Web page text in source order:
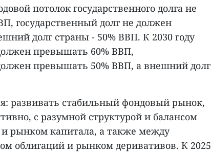
потолок государственного долга не
государственный долг не должен
долг страны - 50% ВВП. К 2030 году
превышать 60% ВВП,
превышать 50% ВВП, а внешний долг
развивать стабильный фондовый рынок,
с разумной структурой и балансом
рынком капитала, а также между
облигаций и рынком деривативов. К 2025